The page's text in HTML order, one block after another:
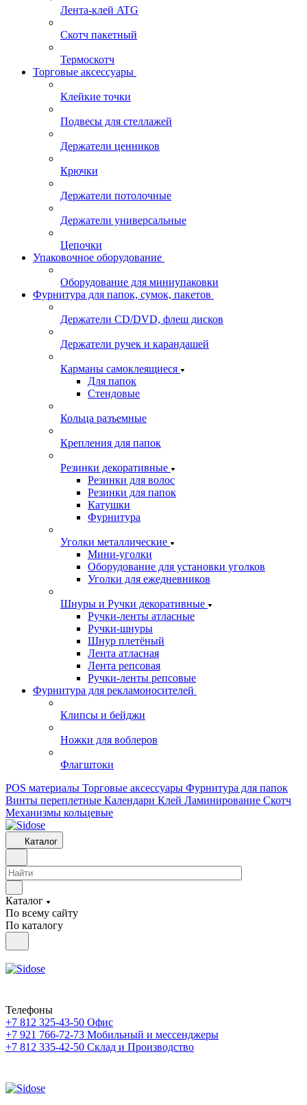
Лента-клей ATG
Скотч пакетный
Термоскотч
Торговые аксессуары
Клейкие точки
Подвесы для стеллажей
Держатели ценников
Крючки
Держатели потолочные
Держатели универсальные
Цепочки
Упаковочное оборудование
Оборудование для миниупаковки
Фурнитура для папок, сумок, пакетов
Держатели CD/DVD, флеш дисков
Держатели ручек и карандашей
Карманы самоклеящиеся
Для папок
Стендовые
Кольца разъемные
Крепления для папок
Резинки декоративные
Резинки для волос
Резинки для папок
Катушки
Фурнитура
Уголки металлические
Мини-уголки
Оборудование для установки уголков
Уголки для ежедневников
Шнуры и Ручки декоративные
Ручки-ленты атласные
Ручки-шнуры
Шнур плетёный
Лента атласная
Лента репсовая
Ручки-ленты репсовые
Фурнитура для рекламоносителей
Клипсы и бeйджи
Ножки для воблеров
Флагштоки
POS материалы Торговые аксессуары Фурнитура для папок
Винты переплетные Календари Клей Ламинирование Скотч
Механизмы кольцевые
Каталог
Каталог
По всему сайту
По каталогу
Телефоны
+7 812 325-43-50 Офис
+7 921 766-72-73 Мобильный и мессенджеры
+7 812 335-42-50 Склад и Производство